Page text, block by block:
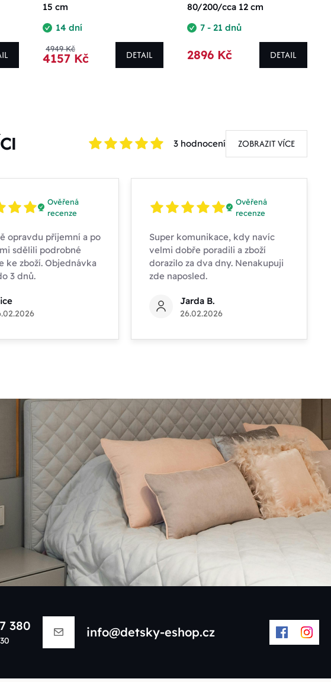
15 cm
14 dní
4949 Kč
4157 Kč DETAIL
80/200/cca 12 cm
7 - 21 dnů
2896 Kč DETAIL
3 hodnocení ZOBRAZIT VÍCE
Ověřená
recenze
opravdu příjemní a po
sdělili podrobné
ke zboží. Objednávka
3 dnů.
Ověřená
recenze
Super komunikace, kdy navíc
velmi dobře poradili a zboží
dorazilo za dva dny. Nenakupuji
zde naposled.
Jarda B.
26.02.2026
380 info@detsky-eshop.cz